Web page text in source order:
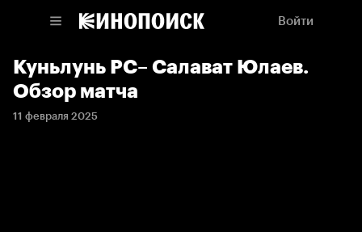
Войти
Куньлунь РС– Салават Юлаев.
Обзор матча
11 февраля 2025